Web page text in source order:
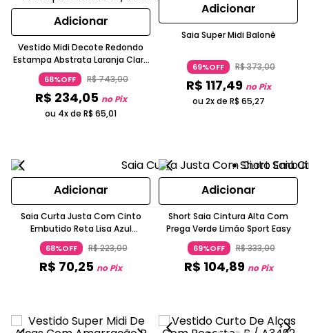
Adicionar
Vestido Midi Decote Redondo
Estampa Abstrata Laranja Claro
Sport Easy
68%OFF R$743,00
R$ 234,05 no Pix
ou 4x de R$ 65,01
Adicionar
Saia Super Midi Balonê
69%OFF R$373,00
R$ 117,49 no Pix
ou 2x de R$ 65,27
Adicionar
Saia Curta Justa Com Cinto
Embutido Reta Lisa Azul
Turquesa
68%OFF R$223,00
R$ 70,25 no Pix
Adicionar
Short Saia Cintura Alta Com
Prega Verde Limão Sport Easy
69%OFF R$333,00
R$ 104,89 no Pix